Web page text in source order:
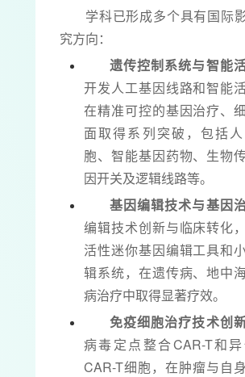
学科已形成多个具有国际
究方向：
遗传控制系统与智能
开发人工基因线路和智能
在精准可控的基因治疗、
面取得系列突破，包括
胞、智能基因药物、生物
因开关及逻辑线路等。
基因编辑技术与基因治
编辑技术创新与临床转化
活性迷你基因编辑工具和
辑系统，在遗传病、地中
病治疗中取得显著疗效。
免疫细胞治疗技术创新
病毒定点整合CAR-T和
CAR-T细胞，在肿瘤与自